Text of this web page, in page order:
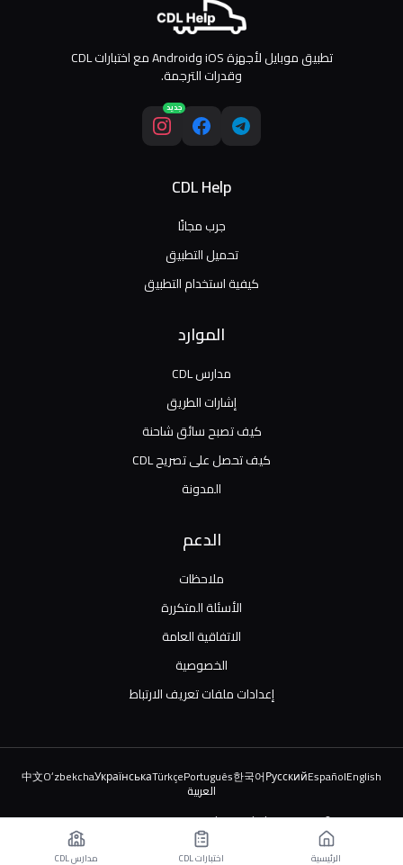
تطبيق موبايل لأجهزة iOS وAndroid مع اختبارات CDL
وقدرات الترجمة.
جديد
CDL Help
جرب مجانًا
تحميل التطبيق
كيفية استخدام التطبيق
الموارد
مدارس CDL
إشارات الطريق
كيف تصبح سائق شاحنة
كيف تحصل على تصريح CDL
المدونة
الدعم
ملاحظات
الأسئلة المتكررة
الاتفاقية العامة
الخصوصية
إعدادات ملفات تعريف الارتباط
English
Español
Русский
한국어
Português
Türkçe
Українська
Oʻzbekcha
中文
العربية
© 2026 TruckDriver.help LLC. جميع الحقوق محفوظة.
المنصة مملوكة للشركة وليست مرتبطة بالمنظمات الحكومية.
الرئيسية اختبارات CDL مدارس CDL